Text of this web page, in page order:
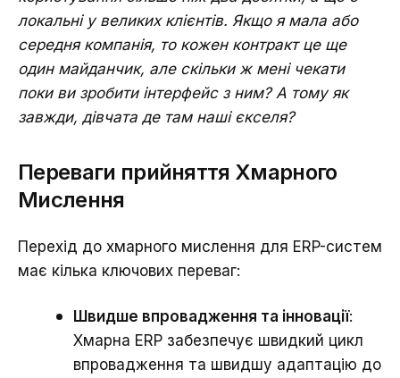
локальні у великих клієнтів. Якщо я мала або
середня компанія, то кожен контракт це ще
один майданчик, але скільки ж мені чекати
поки ви зробити інтерфейс з ним? А тому як
завжди, дівчата де там наші єкселя?
Переваги прийняття Хмарного
Мислення
Перехід до хмарного мислення для ERP-систем
має кілька ключових переваг:
Швидше впровадження та інновації:
Хмарна ERP забезпечує швидкий цикл
впровадження та швидшу адаптацію до